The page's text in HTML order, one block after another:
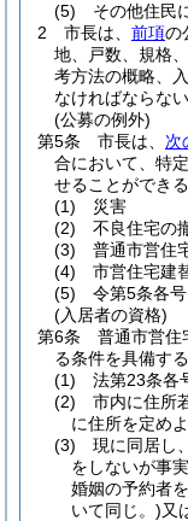
(5)
その他住民
2
市長は、 前項の
地、戸数、規格
考方法の概略、
なければならない
(公募の例外)
第5条
市長は、 次
合において、特
せることができる
(1)
災害
(2)
不良住宅の
(3)
普通市営住
(4)
市営住宅建
(5)
令第5条各
(入居者の資格)
第6条
普通市営住
る条件を具備す
(1)
法第23条各
(2)
市内に住所
に住所を定め
(3)
現に同居し
をしないが事
婚姻の予約者
いて同じ。)又